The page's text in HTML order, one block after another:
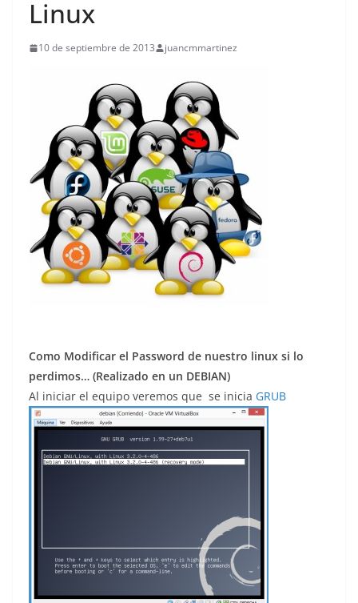
Linux
10 de septiembre de 2013 juancmmartinez
Como Modificar el Password de nuestro linux si lo
perdimos… (Realizado en un DEBIAN)
Al iniciar el equipo veremos que se inicia GRUB